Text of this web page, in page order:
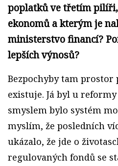
poplatků ve třetím
ekonomů a kterým je
ministerstvo financí?
lepších výnosů?
Bezpochyby tam
existuje. Já byl u
smyslem bylo systém
myslím, že posledních
ukázalo, že jde o
regulovaných fondů se